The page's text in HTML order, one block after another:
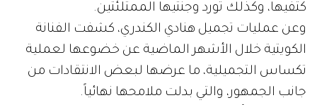
كتفيها، وكذلك تورد وجنتيها الممتلئتين.
وعن عمليات تجميل هنادي الكندري، كشفت الفنانة
الكويتية خلال الأشهر الماضية عن خضوعها لعملية
تكساس التجميلية، ما عرضها لبعض الانتقادات من
جانب الجمهور، والتي بدلت ملامحها نهائياً.